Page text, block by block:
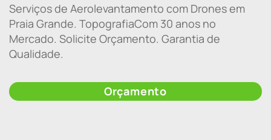
Serviços de Aerolevantamento com Drones em
Praia Grande. TopografiaCom 30 anos no
Mercado. Solicite Orçamento. Garantia de
Qualidade.
Orçamento